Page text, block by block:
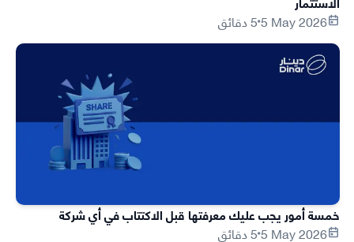
5 May 20265 دقائق
خمسة أمور يجب عليك معرفتها قبل الاكتتاب في أي شركة
5 May 20265 دقائق